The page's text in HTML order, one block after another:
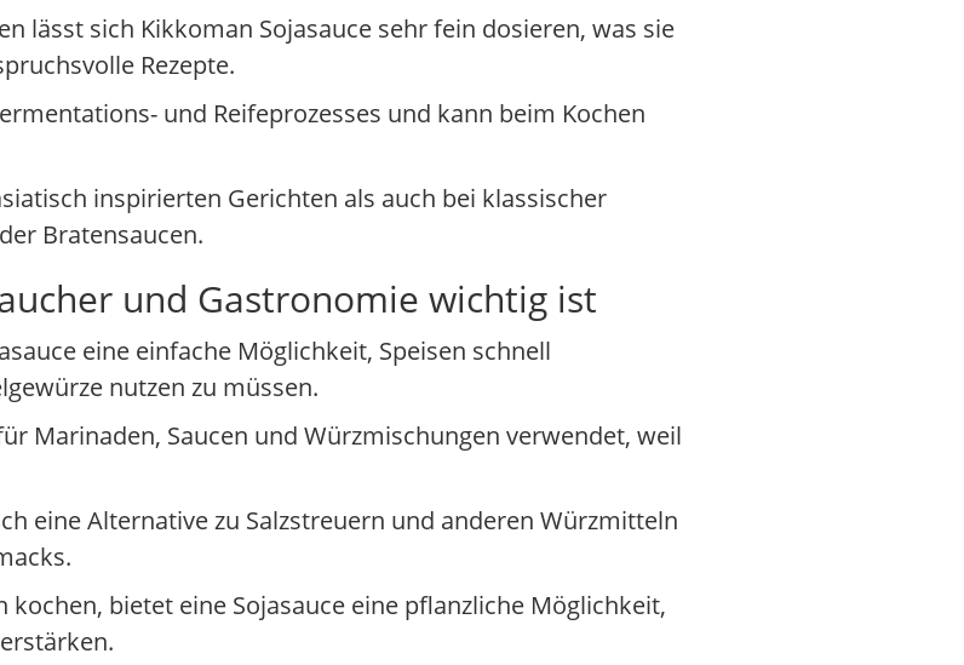
lässt sich Kikkoman Sojasauce sehr fein dosieren, was sie
Rezepte.
und Reifeprozesses und kann beim Kochen
inspirierten Gerichten als auch bei klassischer
Bratensaucen.
und Gastronomie wichtig ist
eine einfache Möglichkeit, Speisen schnell
nutzen zu müssen.
Marinaden, Saucen und Würzmischungen verwendet, weil
eine Alternative zu Salzstreuern und anderen Würzmitteln
bietet eine Sojasauce eine pflanzliche Möglichkeit,